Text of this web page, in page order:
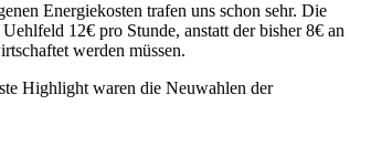
Energiekosten trafen uns schon sehr. Die
12€ pro Stunde, anstatt der bisher 8€ an
werden müssen.
Highlight waren die Neuwahlen der